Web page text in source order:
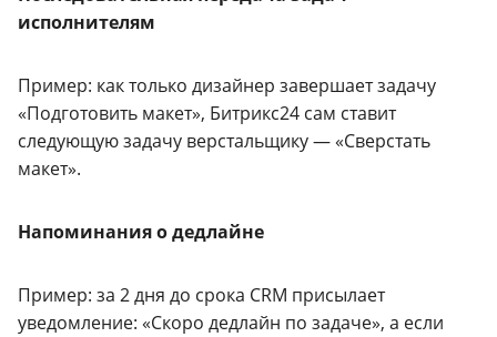
исполнителям
Пример: как только дизайнер завершает задачу
«Подготовить макет», Битрикс24 сам ставит
следующую задачу верстальщику — «Сверстать
макет».
Напоминания о дедлайне
Пример: за 2 дня до срока CRM присылает
уведомление: «Скоро дедлайн по задаче», а если